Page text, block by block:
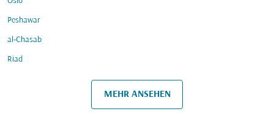
Peshawar
al-Chasab
Riad
MEHR ANSEHEN